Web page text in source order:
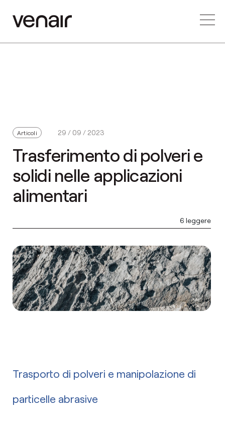
Articoli 29 / 09 / 2023
Trasferimento di polveri e
solidi nelle applicazioni
alimentari
6 leggere
Trasporto di polveri e manipolazione di
particelle abrasive